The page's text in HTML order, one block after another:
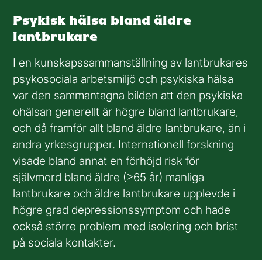
Psykisk hälsa bland äldre
lantbrukare
I en kunskapssammanställning av lantbrukares
psykosociala arbetsmiljö och psykiska hälsa
var den sammantagna bilden att den psykiska
ohälsan generellt är högre bland lantbrukare,
och då framför allt bland äldre lantbrukare, än i
andra yrkesgrupper. Internationell forskning
visade bland annat en förhöjd risk för
självmord bland äldre (>65 år) manliga
lantbrukare och äldre lantbrukare upplevde i
högre grad depressionssymptom och hade
också större problem med isolering och brist
på sociala kontakter.